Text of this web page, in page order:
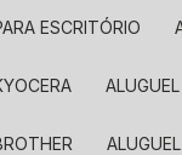
ESCRITÓRIO